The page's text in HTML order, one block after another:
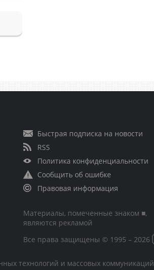
Быстрая подписка на новости
RSS
Политика конфиденциальности
Сообщить об ошибке
Правовая информация
Материалы, помеченные знаком ■,
являются рекламой
Все права защищены © 1995 – 2026
технологий и массовых коммуникаций